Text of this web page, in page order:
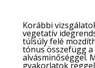
Korábbi
vegetatív
túlsúly felé
tónus összefügg
alvásminőséggel.
gyakorlatok